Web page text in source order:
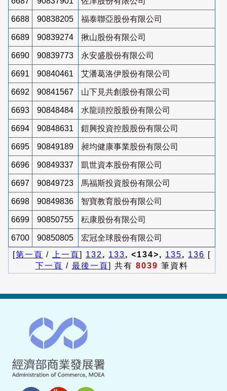
6688 90838205 福泰聯亞股份有限公司
6689 90839274 揪山股份有限公司
6690 90839773 永安盛股份有限公司
6691 90840461 艾潘葛洛伊股份有限公司
6692 90841567 山下見共創股份有限公司
6693 90848484 水龍頭控股股份有限公司
6694 90848631 鎧興投資控股股份有限公司
6695 90849189 昶均健康事業股份有限公司
6696 90849337 凱世資本股份有限公司
6697 90849723 馬福斯投資股份有限公司
6698 90849836 智寶教育股份有限公司
6699 90850755 秐康股份有限公司
6700 90850805
宏冠全球股份有限公司
[第一頁 / 上一頁] 132 , 133, <134>, 135, 136 [
下一頁 / 最後一頁] 共有 8039 筆資料